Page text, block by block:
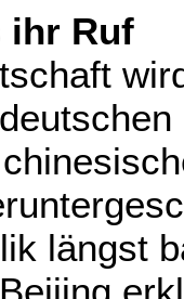
ihr Ruf
längst